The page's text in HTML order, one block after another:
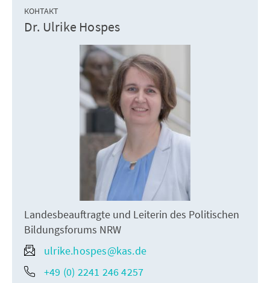
КОНТАКТ
Dr. Ulrike Hospes
Landesbeauftragte und Leiterin des Politischen
Bildungsforums NRW
ulrike.hospes@kas.de
+49 (0) 2241 246 4257